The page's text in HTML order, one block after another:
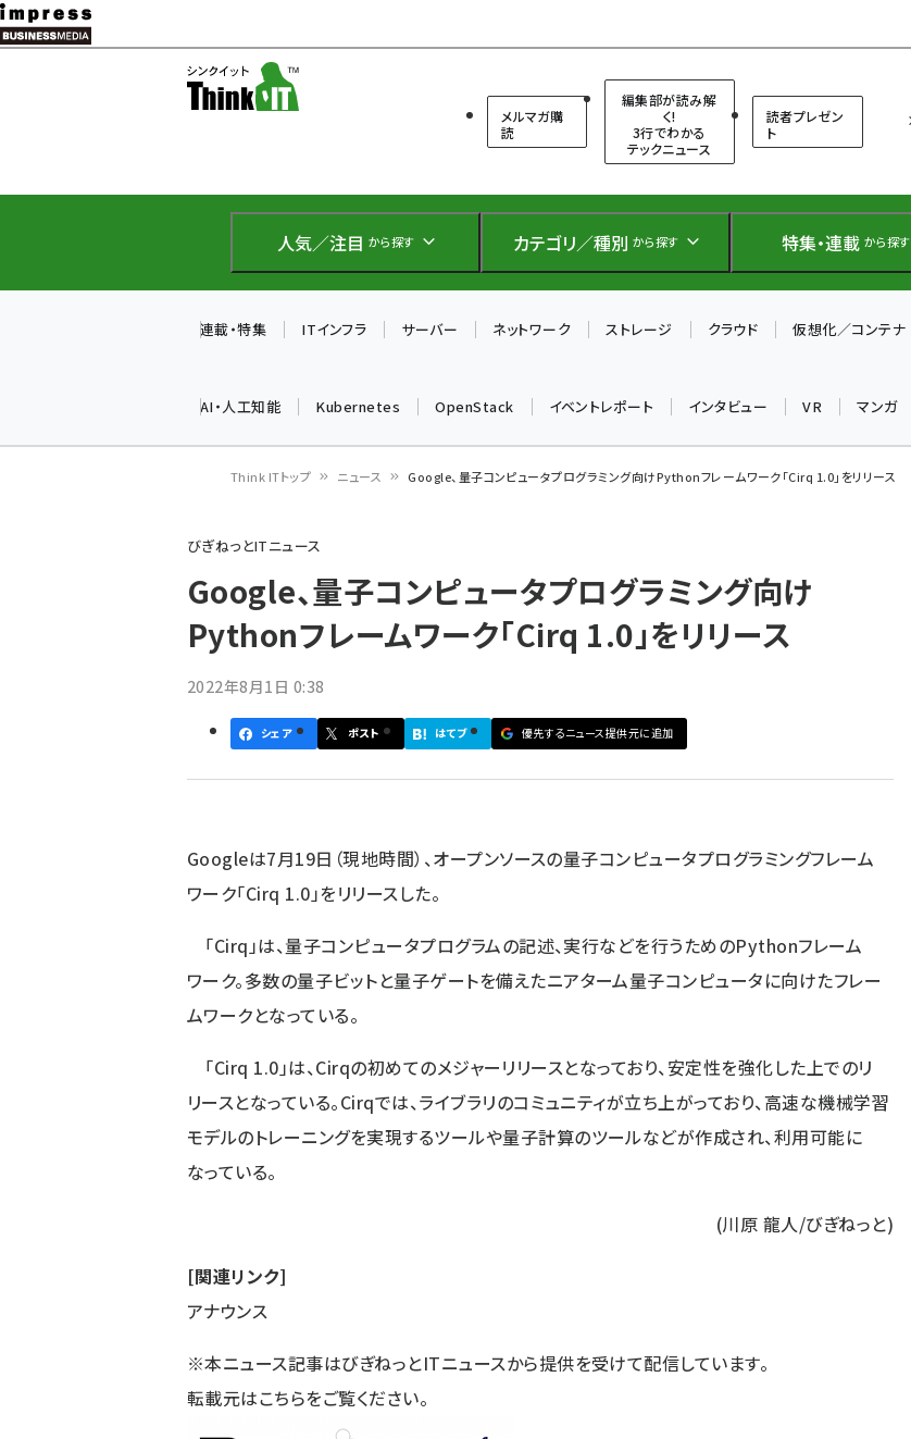
メ
イ
テ
に
メルマガ購
読
編集部が読み解
く!
3行でわかる
テックニュース
読者プレゼン
ト
人気／注目 から探す カテゴリ／種別 から探す 特集・連載 から探す
連載・特集 ITインフラ サーバー ネットワーク ストレージ クラウド 仮想化／コンテナ
AI・人工知能 Kubernetes OpenStack イベントレポート インタビュー VR マンガ
ン
く
ず
Think ITトップ ニュース Google、量子コンピュータプログラミング向けPythonフレームワーク「Cirq 1.0」をリリース
びぎねっとITニュース
Google、量子コンピュータプログラミング向け
Pythonフレームワーク「Cirq 1.0」をリリース
2022年8月1日 0:38
シェア ポスト はてブ 優先するニュース提供元に追加
Googleは7月19日（現地時間）、オープンソースの量子コンピュータプログラミングフレーム
ワーク「Cirq 1.0」をリリースした。
「Cirq」は、量子コンピュータプログラムの記述、実行などを行うためのPythonフレーム
ワーク。多数の量子ビットと量子ゲートを備えたニアターム量子コンピュータに向けたフレー
ムワークとなっている。
「Cirq 1.0」は、Cirqの初めてのメジャーリリースとなっており、安定性を強化した上でのリ
リースとなっている。Cirqでは、ライブラリのコミュニティが立ち上がっており、高速な機械学習
モデルのトレーニングを実現するツールや量子計算のツールなどが作成され、利用可能に
なっている。
(川原 龍人/びぎねっと)
[関連リンク]
アナウンス
※本ニュース記事はびぎねっとITニュースから提供を受けて配信しています。
転載元はこちらをご覧ください。